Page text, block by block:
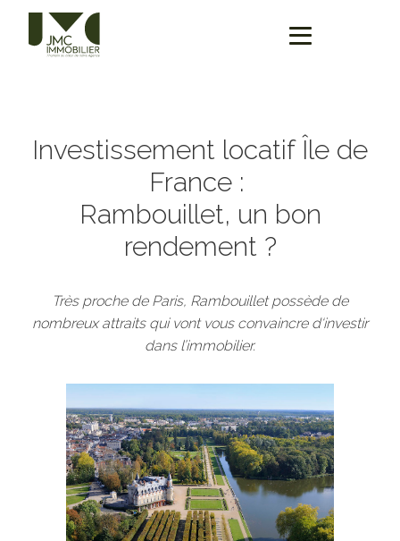
Investissement locatif Île de
France :
Rambouillet, un bon
rendement ?
Très proche de Paris, Rambouillet possède de
nombreux attraits qui vont vous convaincre d‘investir
dans l’immobilier.